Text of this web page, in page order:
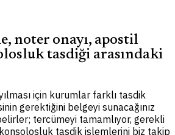
noter onayı, apostil
tasdiği arasındaki
için kurumlar farklı tasdik
gerektiğini belgeyi sunacağınız
tercümeyi tamamlıyor, gerekli
tasdik işlemlerini biz takip